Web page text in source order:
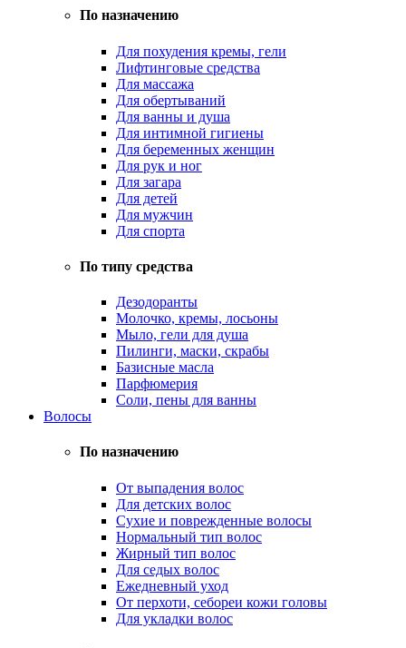
По назначению
Для похудения кремы, гели
Лифтинговые средства
Для массажа
Для обертываний
Для ванны и душа
Для интимной гигиены
Для беременных женщин
Для рук и ног
Для загара
Для детей
Для мужчин
Для спорта
По типу средства
Дезодоранты
Молочко, кремы, лосьоны
Мыло, гели для душа
Пилинги, маски, скрабы
Базисные масла
Парфюмерия
Соли, пены для ванны
Волосы
По назначению
От выпадения волос
Для детских волос
Сухие и поврежденные волосы
Нормальный тип волос
Жирный тип волос
Для седых волос
Ежедневный уход
От перхоти, себореи кожи головы
Для укладки волос